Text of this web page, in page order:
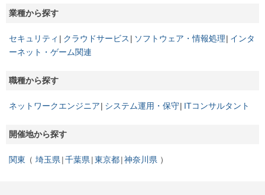
業種から探す
セキュリティ クラウドサービス ソフトウェア・情報処理
インタ
ーネット・ゲーム関連
職種から探す
ネットワークエンジニア システム運用・保守 ITコンサルタント
開催地から探す
関東 埼玉県 千葉県 東京都 神奈川県